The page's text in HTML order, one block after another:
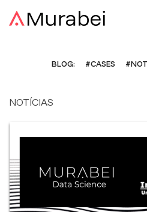
BLOG: #CASES
NOTÍCIAS